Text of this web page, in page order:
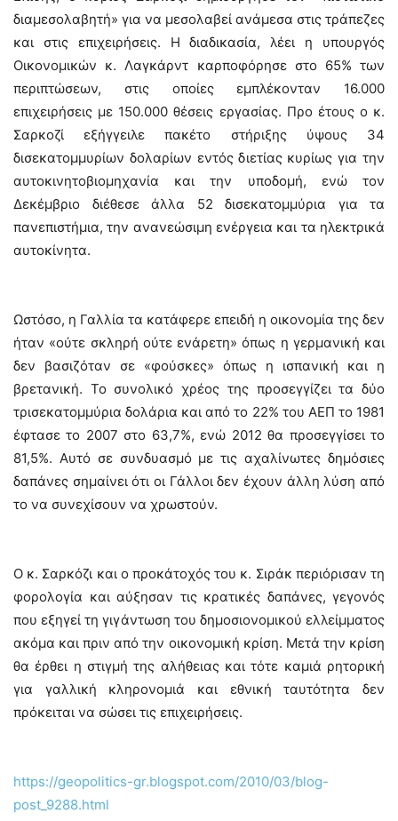
διαμεσολαβητή» για να μεσολαβεί ανάμεσα στις τράπεζες
και στις επιχειρήσεις. Η διαδικασία, λέει η υπουργός
Οικονομικών κ. Λαγκάρντ καρποφόρησε στο 65% των
περιπτώσεων, στις οποίες εμπλέκονταν 16.000
επιχειρήσεις με 150.000 θέσεις εργασίας. Προ έτους ο κ.
Σαρκοζί εξήγγειλε πακέτο στήριξης ύψους 34
δισεκατομμυρίων δολαρίων εντός διετίας κυρίως για την
αυτοκινητοβιομηχανία και την υποδομή, ενώ τον
Δεκέμβριο διέθεσε άλλα 52 δισεκατομμύρια για τα
πανεπιστήμια, την ανανεώσιμη ενέργεια και τα ηλεκτρικά
αυτοκίνητα.
Ωστόσο, η Γαλλία τα κατάφερε επειδή η οικονομία της δεν
ήταν «ούτε σκληρή ούτε ενάρετη» όπως η γερμανική και
δεν βασιζόταν σε «φούσκες» όπως η ισπανική και η
βρετανική. Το συνολικό χρέος της προσεγγίζει τα δύο
τρισεκατομμύρια δολάρια και από το 22% του ΑΕΠ το 1981
έφτασε το 2007 στο 63,7%, ενώ 2012 θα προσεγγίσει το
81,5%. Αυτό σε συνδυασμό με τις αχαλίνωτες δημόσιες
δαπάνες σημαίνει ότι οι Γάλλοι δεν έχουν άλλη λύση από
το να συνεχίσουν να χρωστούν.
Ο κ. Σαρκόζι και ο προκάτοχός του κ. Σιράκ περιόρισαν τη
φορολογία και αύξησαν τις κρατικές δαπάνες, γεγονός
που εξηγεί τη γιγάντωση του δημοσιονομικού ελλείμματος
ακόμα και πριν από την οικονομική κρίση. Μετά την κρίση
θα έρθει η στιγμή της αλήθειας και τότε καμιά ρητορική
για γαλλική κληρονομιά και εθνική ταυτότητα δεν
πρόκειται να σώσει τις επιχειρήσεις.
https://geopolitics-gr.blogspot.com/2010/03/blog-
post_9288.html